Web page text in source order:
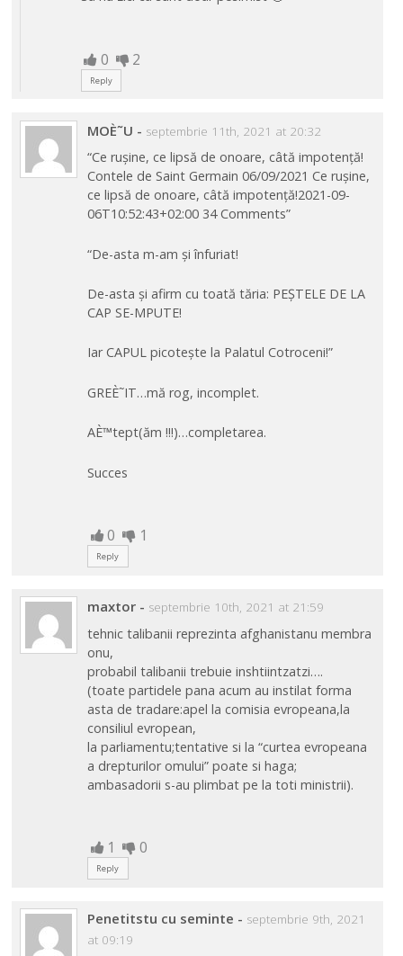
0 2
Reply
MOÈ˜U - septembrie 11th, 2021 at 20:32
“Ce rușine, ce lipsă de onoare, câtă impotență!
Contele de Saint Germain 06/09/2021 Ce rușine,
ce lipsă de onoare, câtă impotență!2021-09-
06T10:52:43+02:00 34 Comments”
“De-asta m-am și înfuriat!
De-asta și afirm cu toată tăria: PEȘTELE DE LA
CAP SE-MPUTE!
Iar CAPUL picotește la Palatul Cotroceni!”
GREÈ˜IT…mă rog, incomplet.
AÈ™tept(ăm !!!)…completarea.
Succes
0 1
Reply
maxtor - septembrie 10th, 2021 at 21:59
tehnic talibanii reprezinta afghanistanu membra
onu,
probabil talibanii trebuie inshtiintzatzi….
(toate partidele pana acum au instilat forma
asta de tradare:apel la comisia evropeana,la
consiliul evropean,
la parliamentu;tentative si la “curtea evropeana
a drepturilor omului” poate si haga;
ambasadorii s-au plimbat pe la toti ministrii).
1 0
Reply
Penetitstu cu seminte - septembrie 9th, 2021
at 09:19